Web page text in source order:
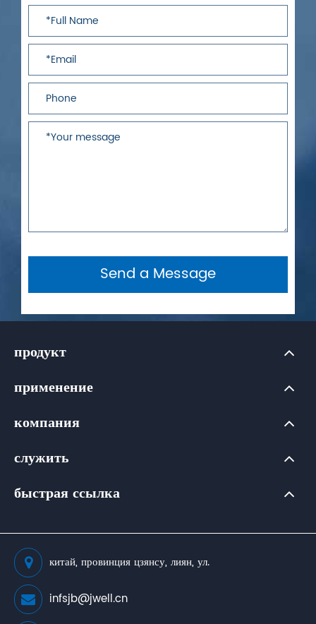
Send a Message
продукт
применение
компания
служить
быстрая ссылка
китай, провинция цзянсу, лиян, ул.
infsjb@jwell.cn